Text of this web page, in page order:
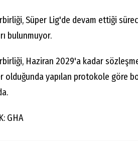
Süper Lig'de devam ettiği
bulunmuyor.
Haziran 2029'a kadar
olduğunda yapılan protokole göre
GHA